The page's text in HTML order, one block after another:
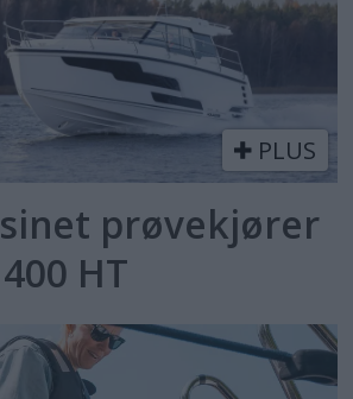
PLUS
prøvekjører
HT